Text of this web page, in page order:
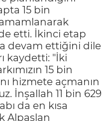
15 bin
etti. İkinci etap
devam ettiğini dile
kaydetti: "İki
15 bin
hizmete açmanın
İnşallah 11 bin 629
da en kısa
Alpaslan